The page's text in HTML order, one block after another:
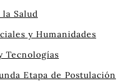
Salud
y Humanidades
Tecnologías
Etapa de Postulación